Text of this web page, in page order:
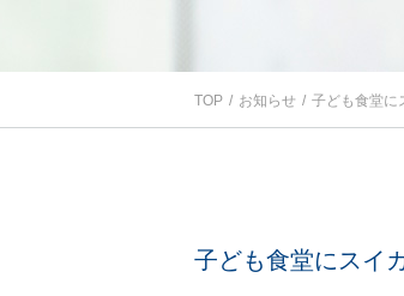
TOP お知らせ 子ども食堂に
子ども食堂にスイ